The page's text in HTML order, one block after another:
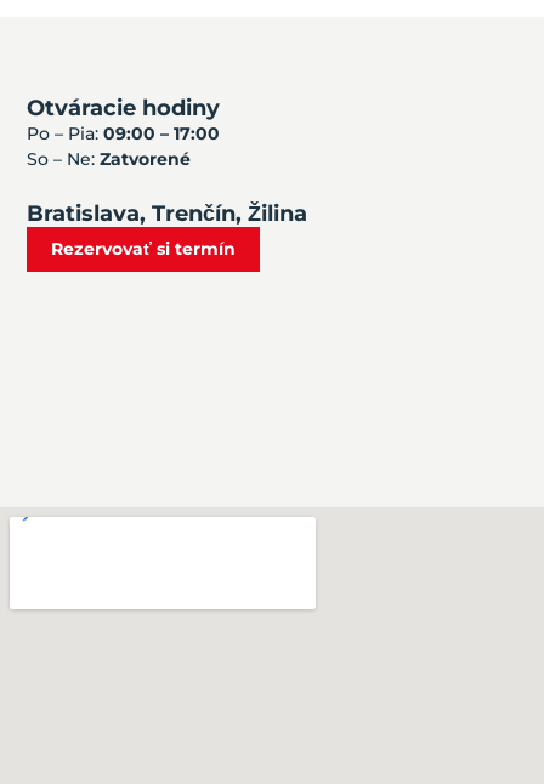
Otváracie hodiny
Po – Pia:09:00 – 17:00
So – Ne:Zatvorené
Bratislava, Trenčín, Žilina
Rezervovať si termín